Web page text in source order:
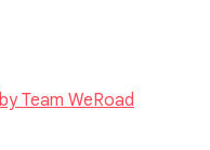
byTeam WeRoad